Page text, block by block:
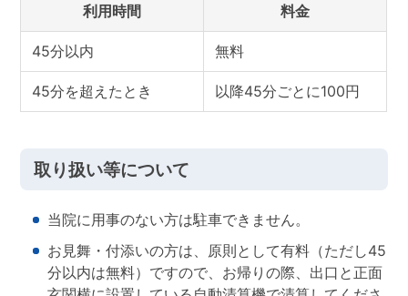
利用時間 料金
45分以内 無料
45分を超えたとき 以降45分ごとに100円
取り扱い等について
当院に用事のない方は駐車できません。
お見舞・付添いの方は、原則として有料（ただし45
分以内は無料）ですので、お帰りの際、出口と正面